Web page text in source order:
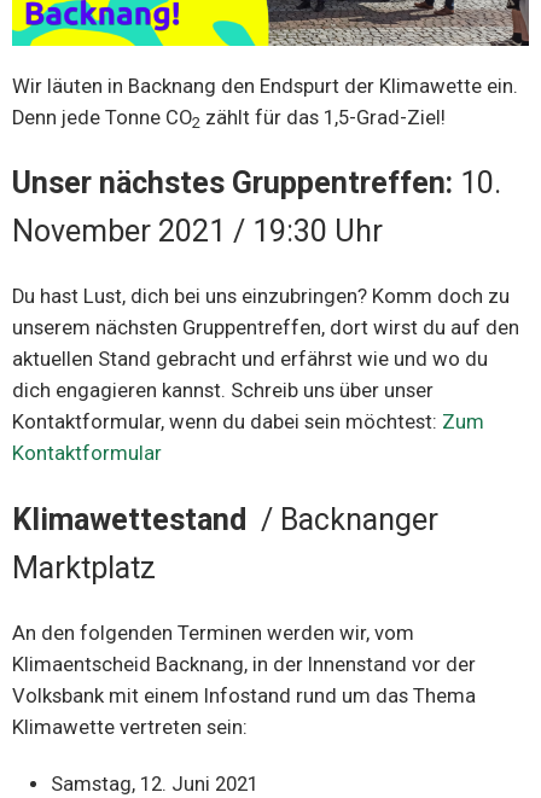
Wir läuten in Backnang den Endspurt der Klimawette ein.
Denn jede Tonne CO2 zählt für das 1,5-Grad-Ziel!
Unser nächstes Gruppentreffen: 10.
November 2021 / 19:30 Uhr
Du hast Lust, dich bei uns einzubringen? Komm doch zu
unserem nächsten Gruppentreffen, dort wirst du auf den
aktuellen Stand gebracht und erfährst wie und wo du
dich engagieren kannst. Schreib uns über unser
Kontaktformular, wenn du dabei sein möchtest: Zum
Kontaktformular
Klimawettestand / Backnanger
Marktplatz
An den folgenden Terminen werden wir, vom
Klimaentscheid Backnang, in der Innenstand vor der
Volksbank mit einem Infostand rund um das Thema
Klimawette vertreten sein:
Samstag, 12. Juni 2021